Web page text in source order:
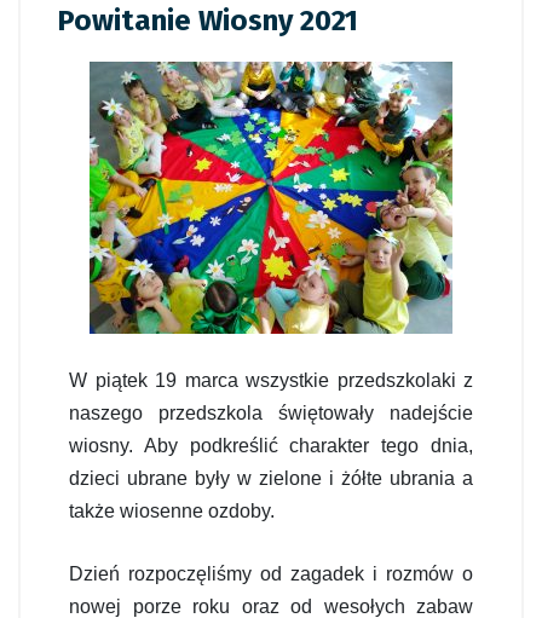
Powitanie Wiosny 2021
W piątek 19 marca wszystkie przedszkolaki z
naszego przedszkola świętowały nadejście
wiosny. Aby podkreślić charakter tego dnia,
dzieci ubrane były w zielone i żółte ubrania a
także wiosenne ozdoby.
Dzień rozpoczęliśmy od zagadek i rozmów o
nowej porze roku oraz od wesołych zabaw